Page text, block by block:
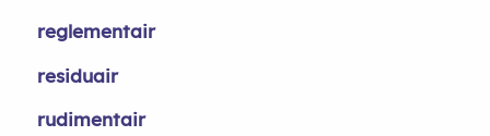
reglementair
residuair
rudimentair